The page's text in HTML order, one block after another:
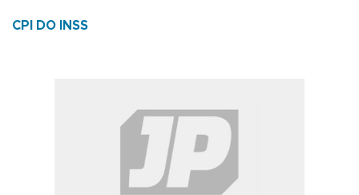
CPI DO INSS